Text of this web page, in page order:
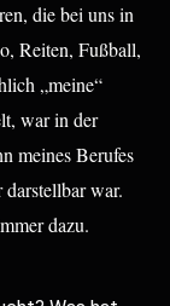
die bei uns in
Reiten, Fußball,
„meine“
war in der
meines Berufes
war.
dazu.